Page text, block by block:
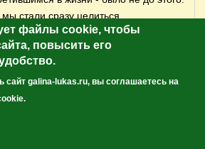
стали сразу целиться
друга. А поговорить? А посмотреть
К сожалению,
вдвоем, а доверять свой фотик
комментарии
файлы cookie, чтобы
повысить его
сайт galina-lukas.ru, вы соглашаетесь на